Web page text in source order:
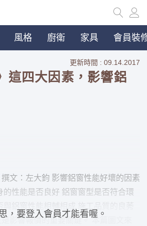
風格 廚衛 家具 會員裝
更新時間 : 09.14.2017
這四大因素，影響鋁
撰文：左大鈞 影響鋁窗性能好壞的因素
的性能是否良好 鋁窗窗型是否符合環
影響報價的重要關鍵。 本篇圖文來
，要登入會員才能看喔。